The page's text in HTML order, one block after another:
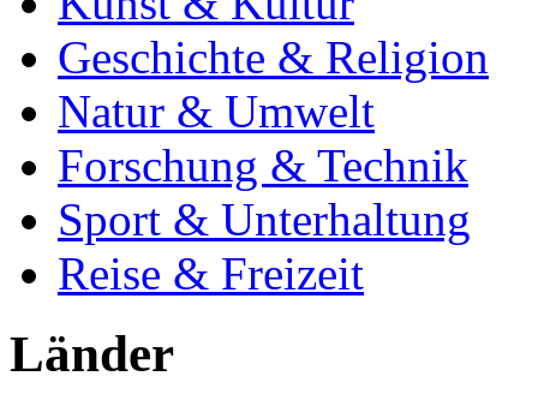
Geschichte & Religion
Natur & Umwelt
Forschung & Technik
Sport & Unterhaltung
Reise & Freizeit
Länder